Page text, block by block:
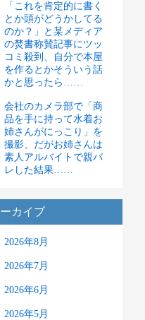
「これを肯定的に書く
とか頭がどうかしてる
のか？」と某メディア
の焚書称賛記事にツッ
コミ殺到、自分で本屋
を作るとかそういう話
かと思ったら……
会社のカメラ部で「商
品を手に持って水着お
姉さんがにっこり」を
撮影、だがお姉さんは
素人アルバイトで親バ
レした結果……
カイブ
2026年8月
2026年7月
2026年6月
2026年5月